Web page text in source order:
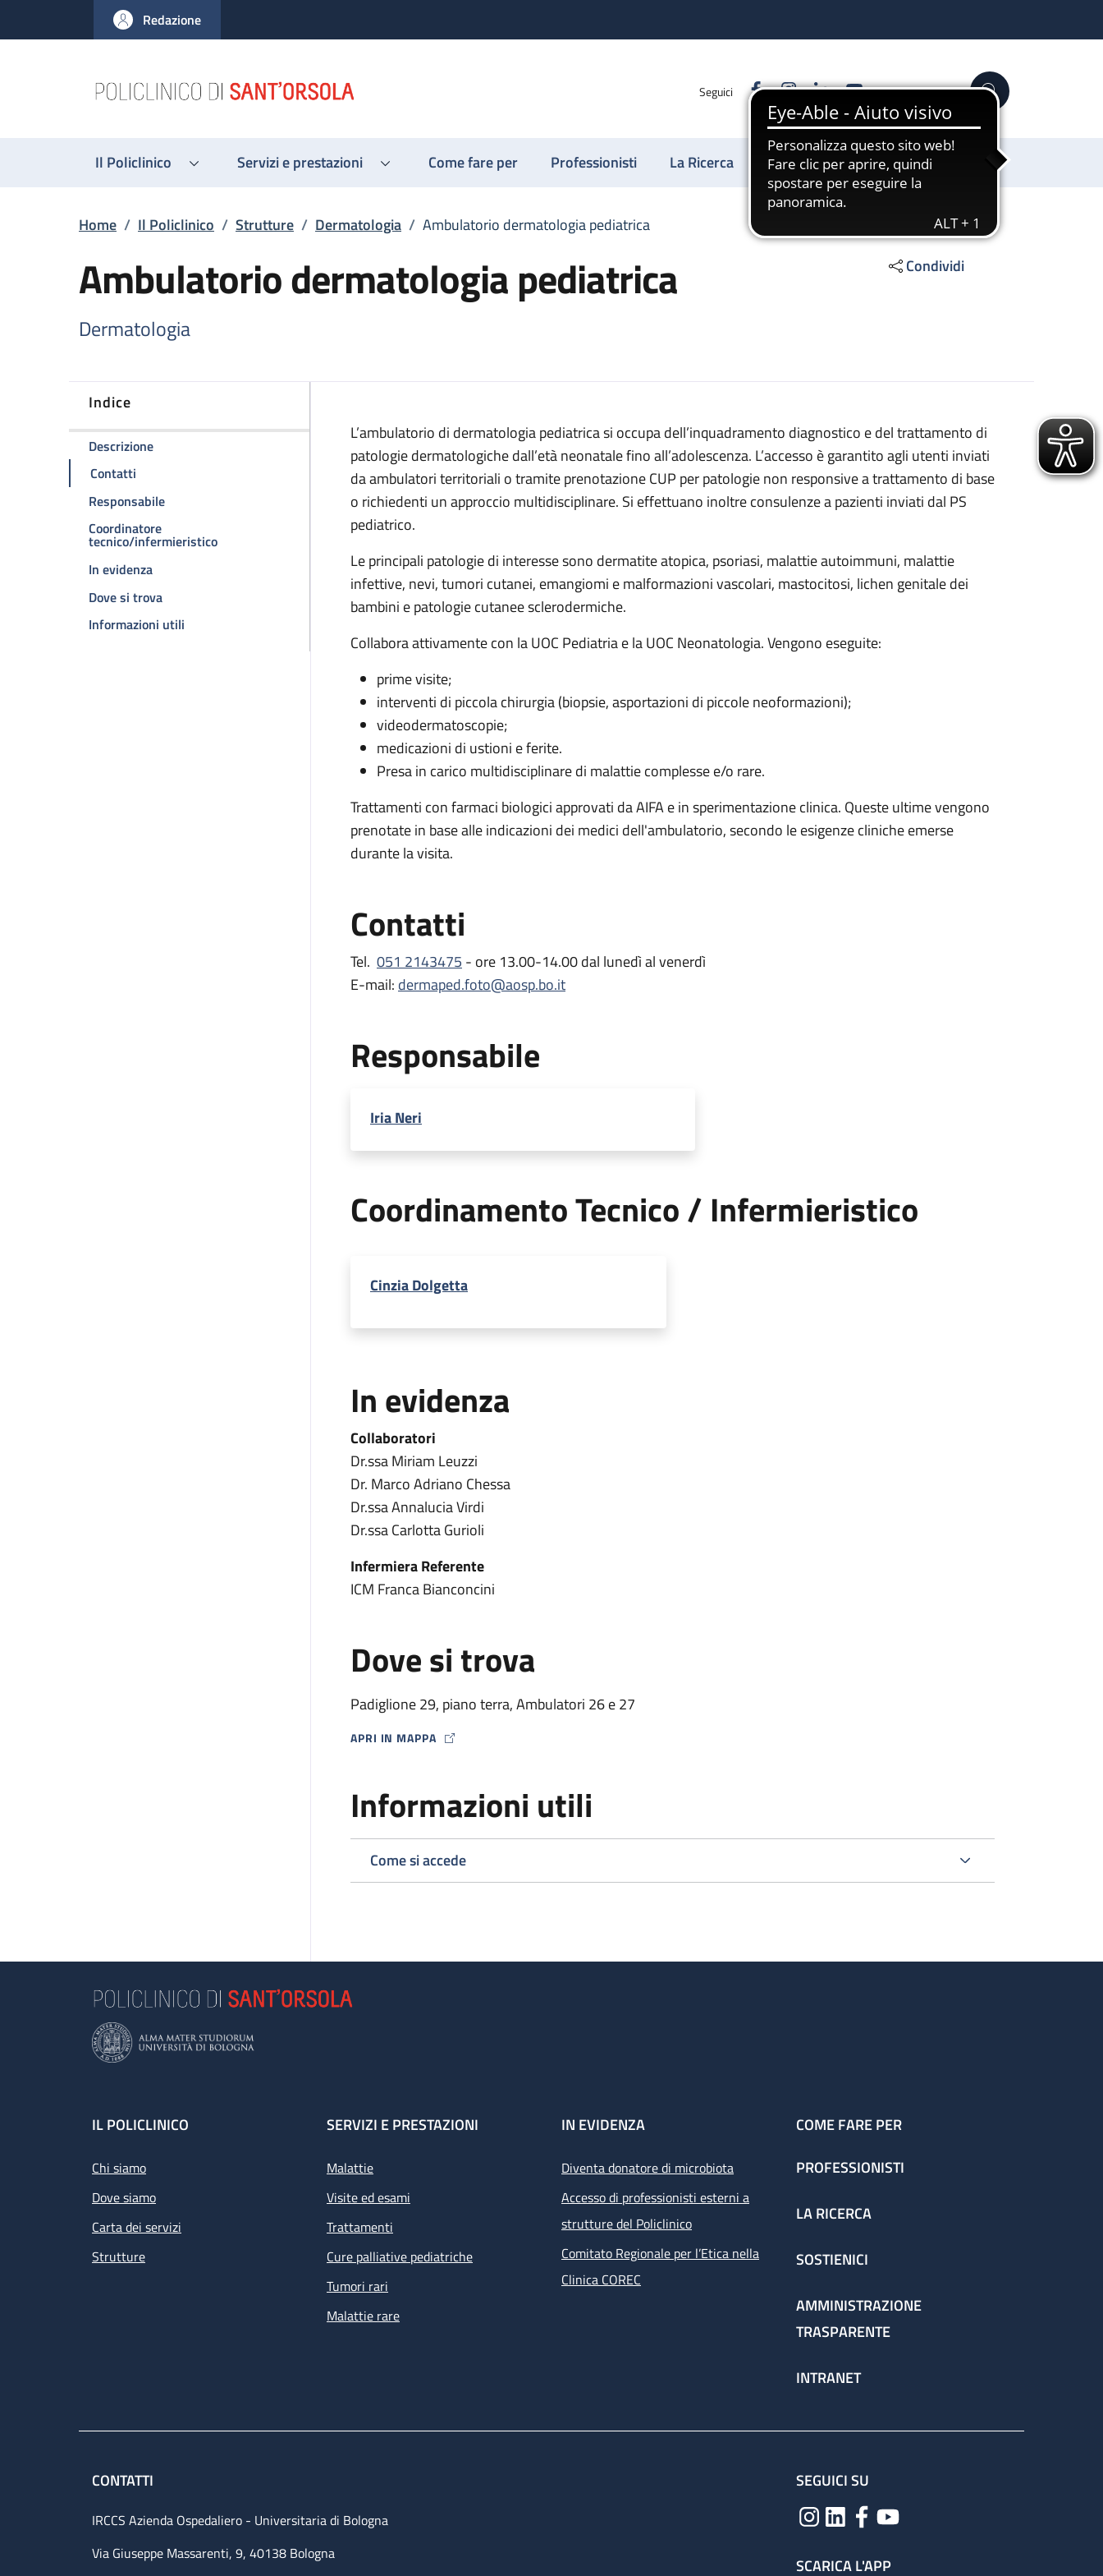
al contenuto principale
to footer content
Redazione
Seguici FacebookInstagram
LinkedinYouTube Cerca
Il Policlinico Servizi e prestazioni Come fare per Professionisti La Ricerca Sostienici
Briciole di pane
Home / Il Policlinico / Strutture / Dermatologia / Ambulatorio dermatologia pediatrica
Ambulatorio dermatologia pediatrica
Dermatologia
Condividi
Indice
Descrizionedella pagina Ambulatorio dermatologia pediatrica
Contatti della pagina Ambulatorio dermatologia pediatrica
Responsabiledella pagina Ambulatorio dermatologia pediatrica
Coordinatore
tecnico/infermieristicodella pagina Ambulatorio dermatologia pediatrica
In evidenzadella pagina Ambulatorio dermatologia pediatrica
Dove si trovadella pagina Ambulatorio dermatologia pediatrica
Informazioni utili
Descrizione
L’ambulatorio di dermatologia pediatrica si occupa dell’inquadramento diagnostico e del trattamento di
patologie dermatologiche dall’età neonatale fino all’adolescenza. L’accesso è garantito agli utenti inviati
da ambulatori territoriali o tramite prenotazione CUP per patologie non responsive a trattamento di base
o richiedenti un approccio multidisciplinare. Si effettuano inoltre consulenze a pazienti inviati dal PS
pediatrico.
Le principali patologie di interesse sono dermatite atopica, psoriasi, malattie autoimmuni, malattie
infettive, nevi, tumori cutanei, emangiomi e malformazioni vascolari, mastocitosi, lichen genitale dei
bambini e patologie cutanee sclerodermiche.
Collabora attivamente con la UOC Pediatria e la UOC Neonatologia. Vengono eseguite:
prime visite;
interventi di piccola chirurgia (biopsie, asportazioni di piccole neoformazioni);
videodermatoscopie;
medicazioni di ustioni e ferite.
Presa in carico multidisciplinare di malattie complesse e/o rare.
Trattamenti con farmaci biologici approvati da AIFA e in sperimentazione clinica. Queste ultime vengono
prenotate in base alle indicazioni dei medici dell'ambulatorio, secondo le esigenze cliniche emerse
durante la visita.
Contatti
Tel. 051 2143475 - ore 13.00-14.00 dal lunedì al venerdì
E-mail: dermaped.foto@aosp.bo.it
Responsabile
Iria Neri
Coordinamento Tecnico / Infermieristico
Cinzia Dolgetta
In evidenza
Collaboratori
Dr.ssa Miriam Leuzzi
Dr. Marco Adriano Chessa
Dr.ssa Annalucia Virdi
Dr.ssa Carlotta Gurioli
Infermiera Referente
ICM Franca Bianconcini
Dove si trova
Padiglione 29, piano terra, Ambulatori 26 e 27
APRI IN MAPPA
MAP ICON
Informazioni utili
Come si accede
Footer
IL POLICLINICO
Chi siamo
Dove siamo
Carta dei servizi
Strutture
SERVIZI E PRESTAZIONI
Malattie
Visite ed esami
Trattamenti
Cure palliative pediatriche
Tumori rari
Malattie rare
IN EVIDENZA
Diventa donatore di microbiota
Accesso di professionisti esterni a
strutture del Policlinico
Comitato Regionale per l’Etica nella
Clinica COREC
COME FARE PER
PROFESSIONISTI
LA RICERCA
SOSTIENICI
AMMINISTRAZIONE
TRASPARENTE
INTRANET
CONTATTI
IRCCS Azienda Ospedaliero - Universitaria di Bologna
Via Giuseppe Massarenti, 9, 40138 Bologna
SEGUICI SU
SCARICA L'APP